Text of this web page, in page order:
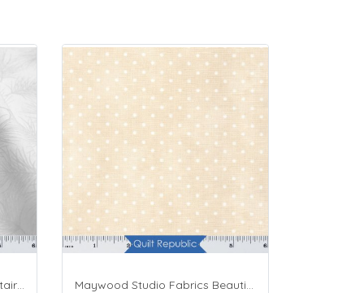
Maywood Studio Fabrics Solitaire Whites Maywood Studio Fabrics Beautiful Basics